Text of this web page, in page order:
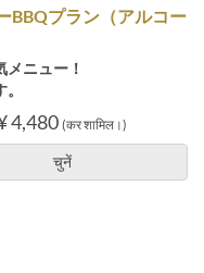
BBQプラン（アルコー
ニュー！
4,480 (कर शामिल।)
चुनें